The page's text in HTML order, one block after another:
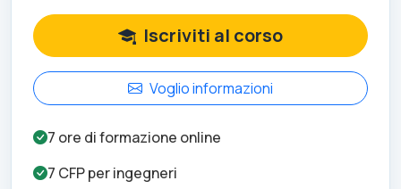
Iscriviti al corso
Voglio informazioni
7 ore di formazione online
7 CFP peringegneri